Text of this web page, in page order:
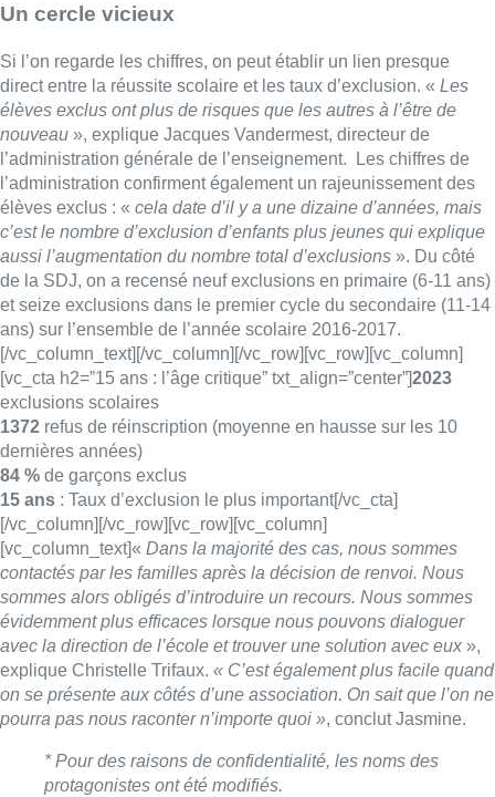
Un cercle vicieux
Si l’on regarde les chiffres, on peut établir un lien presque
direct entre la réussite scolaire et les taux d’exclusion. « Les
élèves exclus ont plus de risques que les autres à l’être de
nouveau », explique Jacques Vandermest, directeur de
l’administration générale de l’enseignement. Les chiffres de
l’administration confirment également un rajeunissement des
élèves exclus : « cela date d’il y a une dizaine d’années, mais
c’est le nombre d’exclusion d’enfants plus jeunes qui explique
aussi l’augmentation du nombre total d’exclusions ». Du côté
de la SDJ, on a recensé neuf exclusions en primaire (6-11 ans)
et seize exclusions dans le premier cycle du secondaire (11-14
ans) sur l’ensemble de l’année scolaire 2016-2017.
[/vc_column_text][/vc_column][/vc_row][vc_row][vc_column]
[vc_cta h2=”15 ans : l’âge critique” txt_align=”center”]2023
exclusions scolaires
1372 refus de réinscription (moyenne en hausse sur les 10
dernières années)
84 % de garçons exclus
15 ans : Taux d’exclusion le plus important[/vc_cta]
[/vc_column][/vc_row][vc_row][vc_column]
[vc_column_text]« Dans la majorité des cas, nous sommes
contactés par les familles après la décision de renvoi. Nous
sommes alors obligés d’introduire un recours. Nous sommes
évidemment plus efficaces lorsque nous pouvons dialoguer
avec la direction de l’école et trouver une solution avec eux »,
explique Christelle Trifaux. « C’est également plus facile quand
on se présente aux côtés d’une association. On sait que l’on ne
pourra pas nous raconter n’importe quoi », conclut Jasmine.
* Pour des raisons de confidentialité, les noms des
protagonistes ont été modifiés.